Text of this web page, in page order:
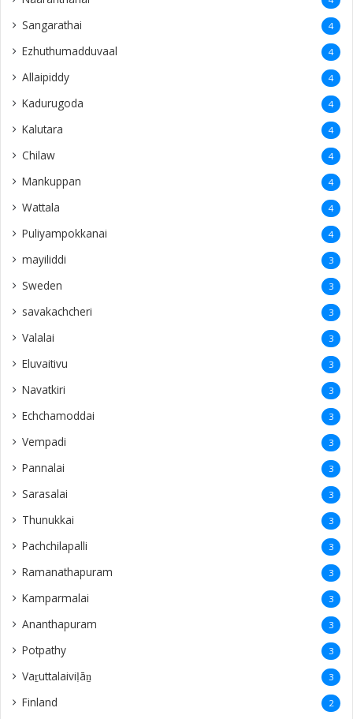
Sangarathai 4
Ezhuthumadduvaal 4
Allaipiddy 4
Kadurugoda 4
Kalutara 4
Chilaw 4
Mankuppan 4
Wattala 4
Puliyampokkanai 4
mayiliddi 3
Sweden 3
savakachcheri 3
Valalai 3
Eluvaitivu 3
Navatkiri 3
Echchamoddai 3
Vempadi 3
Pannalai 3
Sarasalai 3
Thunukkai 3
Pachchilapalli 3
Ramanathapuram 3
Kamparmalai 3
Ananthapuram 3
‎Potpathy 3
Vaṟuttalaiviḷāṉ 3
Finland 2